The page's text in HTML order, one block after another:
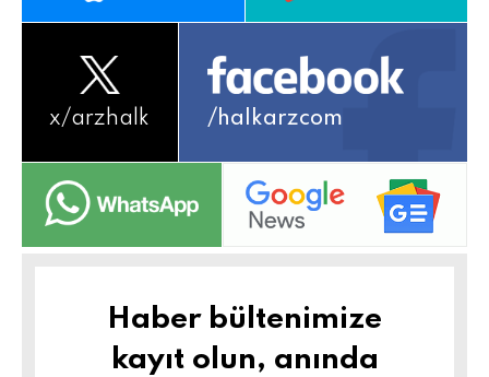
x/arzhalk /halkarzcom
Haber bültenimize
kayıt olun, anında